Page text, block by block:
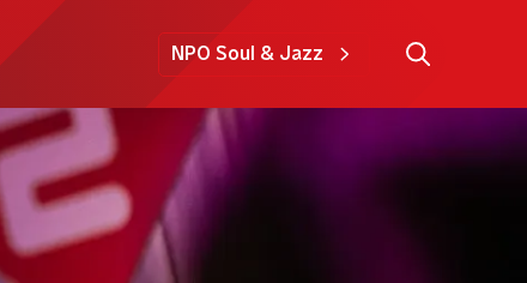
NPO Soul & Jazz